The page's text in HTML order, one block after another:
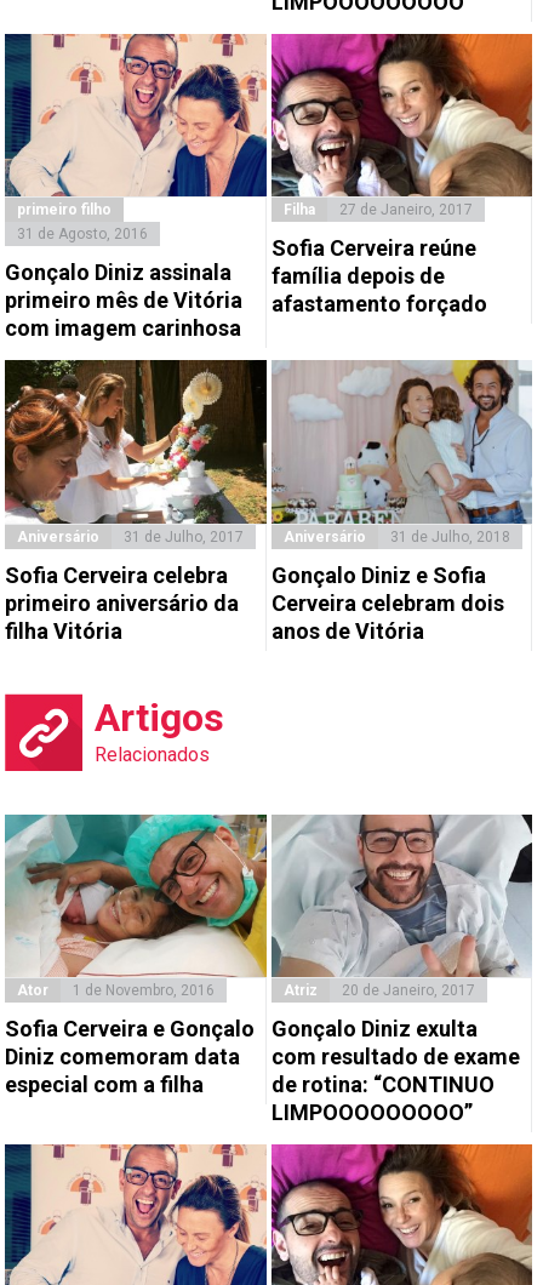
primeiro filho
31 de Agosto, 2016
Gonçalo Diniz assinala
primeiro mês de Vitória
com imagem carinhosa
Filha 27 de Janeiro, 2017
Sofia Cerveira reúne
família depois de
afastamento forçado
Aniversário 31 de Julho, 2017
Sofia Cerveira celebra
primeiro aniversário da
filha Vitória
Aniversário 31 de Julho, 2018
Gonçalo Diniz e Sofia
Cerveira celebram dois
anos de Vitória
Artigos
Relacionados
Ator 1 de Novembro, 2016
Sofia Cerveira e Gonçalo
Diniz comemoram data
especial com a filha
Atriz 20 de Janeiro, 2017
Gonçalo Diniz exulta
com resultado de exame
de rotina: “CONTINUO
LIMPOOOOOOOOO”